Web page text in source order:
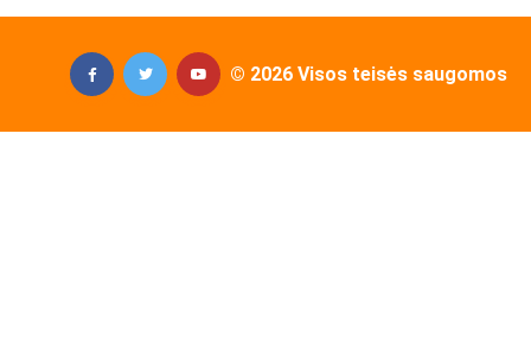
© 2026 Visos teisės saugomos